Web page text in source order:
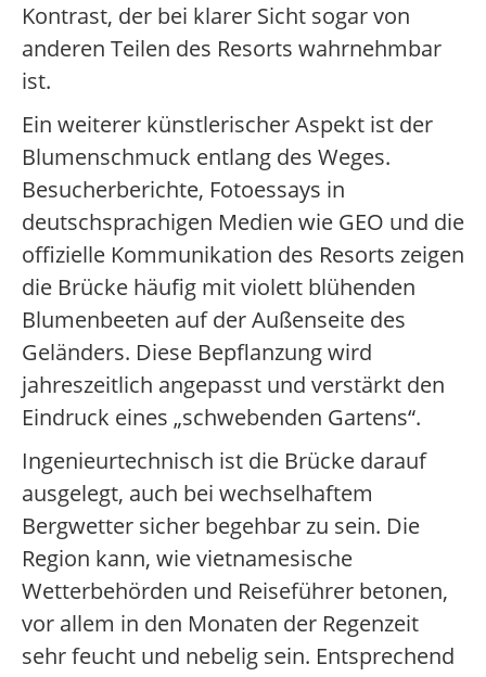
Kontrast, der bei klarer Sicht sogar von
anderen Teilen des Resorts wahrnehmbar
ist.
Ein weiterer künstlerischer Aspekt ist der
Blumenschmuck entlang des Weges.
Besucherberichte, Fotoessays in
deutschsprachigen Medien wie GEO und die
offizielle Kommunikation des Resorts zeigen
die Brücke häufig mit violett blühenden
Blumenbeeten auf der Außenseite des
Geländers. Diese Bepflanzung wird
jahreszeitlich angepasst und verstärkt den
Eindruck eines „schwebenden Gartens“.
Ingenieurtechnisch ist die Brücke darauf
ausgelegt, auch bei wechselhaftem
Bergwetter sicher begehbar zu sein. Die
Region kann, wie vietnamesische
Wetterbehörden und Reiseführer betonen,
vor allem in den Monaten der Regenzeit
sehr feucht und nebelig sein. Entsprechend